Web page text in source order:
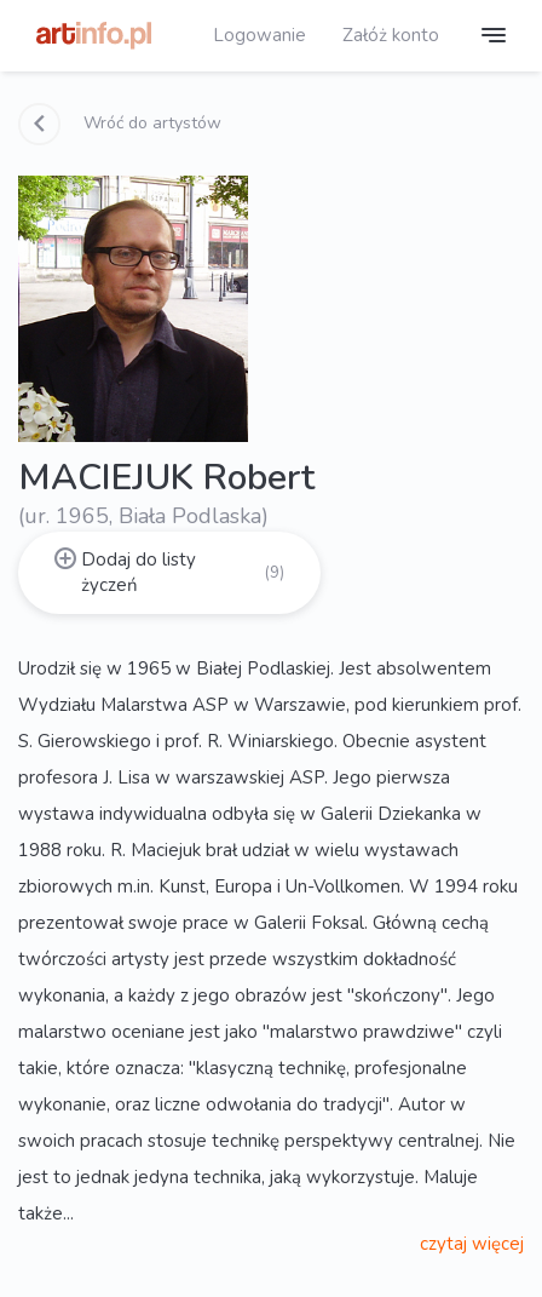
Logowanie Załóż konto
Wróć do artystów
MACIEJUK Robert
(ur. 1965, Biała Podlaska)
Dodaj do listy
życzeń
(9)
Urodził się w 1965 w Białej Podlaskiej. Jest absolwentem
Wydziału Malarstwa ASP w Warszawie, pod kierunkiem prof.
S. Gierowskiego i prof. R. Winiarskiego. Obecnie asystent
profesora J. Lisa w warszawskiej ASP. Jego pierwsza
wystawa indywidualna odbyła się w Galerii Dziekanka w
1988 roku. R. Maciejuk brał udział w wielu wystawach
zbiorowych m.in. Kunst, Europa i Un-Vollkomen. W 1994 roku
prezentował swoje prace w Galerii Foksal. Główną cechą
twórczości artysty jest przede wszystkim dokładność
wykonania, a każdy z jego obrazów jest "skończony". Jego
malarstwo oceniane jest jako "malarstwo prawdziwe" czyli
takie, które oznacza: "klasyczną technikę, profesjonalne
wykonanie, oraz liczne odwołania do tradycji". Autor w
swoich pracach stosuje technikę perspektywy centralnej. Nie
jest to jednak jedyna technika, jaką wykorzystuje. Maluje
także...
czytaj więcej